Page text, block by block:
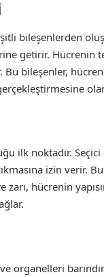
bileşenlerden
getirir. Hücrenin
Bu bileşenler,
ilk noktadır.
izin verir.
zarı, hücrenin
organelleri